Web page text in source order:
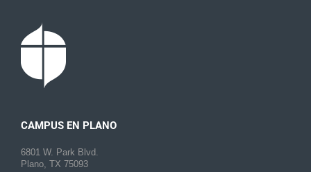
CAMPUS EN PLANO
6801 W. Park Blvd.
Plano, TX 75093